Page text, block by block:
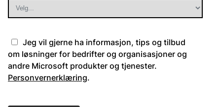
Jeg vil gjerne ha informasjon, tips og tilbud
om løsninger for bedrifter og organisasjoner og
andre Microsoft produkter og tjenester.
Personvernerklæring.